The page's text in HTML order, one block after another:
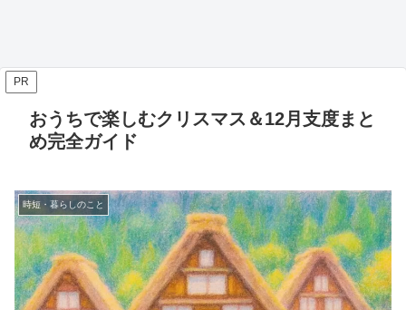
PR
おうちで楽しむクリスマス＆12月支度まと
め完全ガイド
時短・暮らしのこと